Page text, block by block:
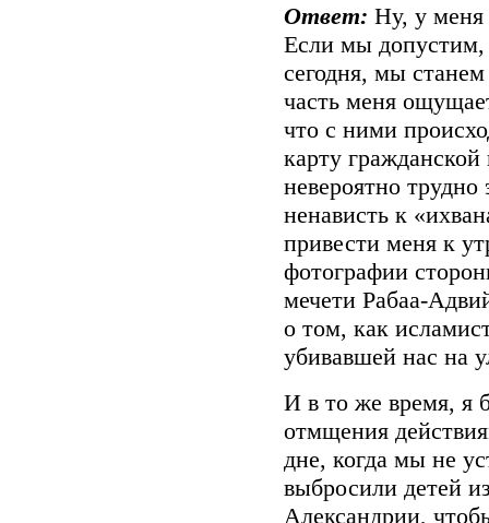
Ответ: Ну, у меня
Если мы допустим,
сегодня, мы
часть меня
что с ними
карту
невероятно
ненависть к
привести меня к
фотографии
мечети Рабаа-
о том, как
убивавшей нас на
И в то же время, я
отмщения
дне, когда мы не
выбросили детей
Александрии,